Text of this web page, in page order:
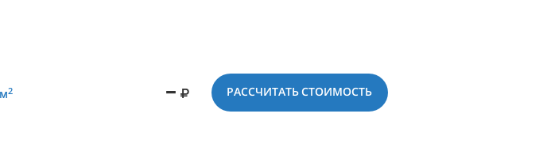
м2 – РАССЧИТАТЬ СТОИМОСТЬ